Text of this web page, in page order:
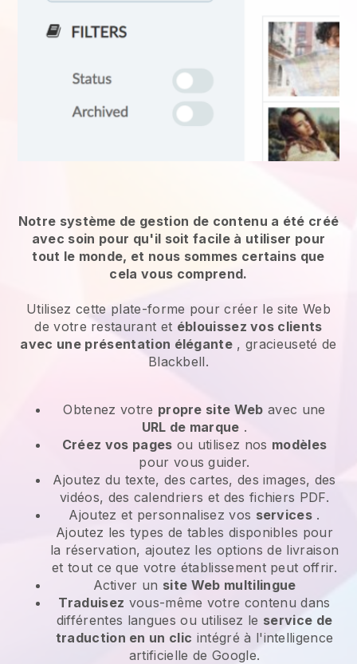
Notre système de gestion de contenu a été créé
avec soin pour qu'il soit facile à utiliser pour
tout le monde, et nous sommes certains que
cela vous comprend.
Utilisez cette plate-forme pour créer le site Web
de votre restaurant et éblouissez vos clients
avec une présentation élégante , gracieuseté de
Blackbell.
Obtenez votre propre site Web avec une
URL de marque .
Créez vos pages ou utilisez nos modèles
pour vous guider.
Ajoutez du texte, des cartes, des images, des
vidéos, des calendriers et des fichiers PDF.
Ajoutez et personnalisez vos services .
Ajoutez les types de tables disponibles pour
la réservation, ajoutez les options de livraison
et tout ce que votre établissement peut offrir.
Activer un site Web multilingue
Traduisez vous-même votre contenu dans
différentes langues ou utilisez le service de
traduction en un clic intégré à l'intelligence
artificielle de Google.